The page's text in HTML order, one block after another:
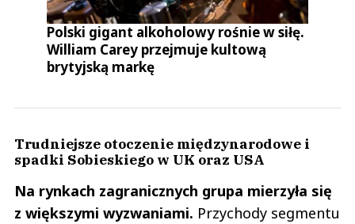
Polski gigant alkoholowy rośnie w siłę.
William Carey przejmuje kultową
brytyjską markę
Trudniejsze otoczenie międzynarodowe i
spadki Sobieskiego w UK oraz USA
Na rynkach zagranicznych grupa mierzyła się
z większymi wyzwaniami. Przychody segmentu